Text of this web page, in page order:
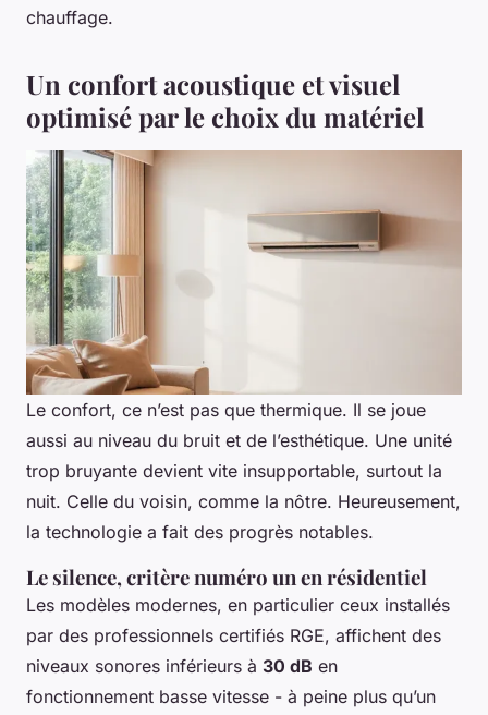
chauffage.
Un confort acoustique et visuel
optimisé par le choix du matériel
Le confort, ce n’est pas que thermique. Il se joue
aussi au niveau du bruit et de l’esthétique. Une unité
trop bruyante devient vite insupportable, surtout la
nuit. Celle du voisin, comme la nôtre. Heureusement,
la technologie a fait des progrès notables.
Le silence, critère numéro un en résidentiel
Les modèles modernes, en particulier ceux installés
par des professionnels certifiés RGE, affichent des
niveaux sonores inférieurs à 30 dB en
fonctionnement basse vitesse - à peine plus qu’un